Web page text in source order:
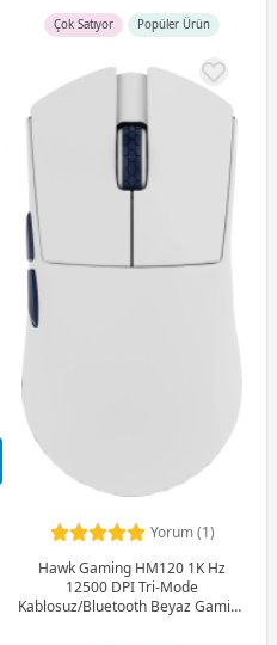
Çok Satıyor Popüler Ürün
Yorum (1)
Hawk Gaming HM120 1K Hz
12500 DPI Tri-Mode
Kablosuz/Bluetooth Beyaz Gaming